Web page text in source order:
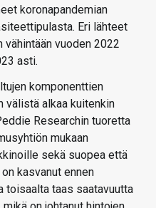
koronapandemian
Eri lähteet
vähintään vuoden 2022
asti.
komponenttien
välistä alkaa kuitenkin
Researchin tuoretta
mukaan
sekä suopea että
kasvanut ennen
toisaalta taas saatavuutta